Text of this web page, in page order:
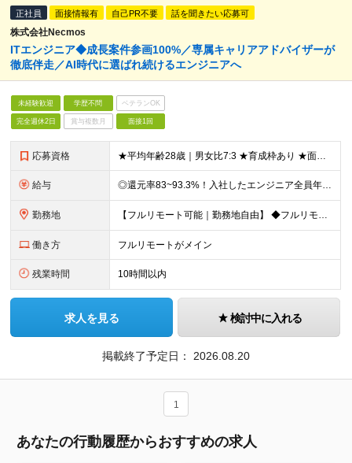
正社員 面接情報有 自己PR不要 話を聞きたい応募可
株式会社Necmos
ITエンジニア◆成長案件参画100%／専属キャリアアドバイザーが
徹底伴走／AI時代に選ばれ続けるエンジニアへ
未経験歓迎 学歴不問 ベテランOK
完全週休2日 賞与複数月 面接1回
応募資格 ★平均年齢28歳｜男女比7:3 ★育成枠あり ★面接1回スピード選考 ★20代～30代活躍中 ★学歴不問 ＼日常的にAIを活用している方は大歓迎！／ ◎経験者 何らかの開発・設計構築の経験をお持ち
給与 ◎還元率83~93.3%！入社したエンジニア全員年収UP（平均160万円UP/平均月給45万円） ◎上昇還元率制・単価連動型⇒会社利益は最大10万円！残り全てを還元 ◎平均月単価は67万円 月給40
勤務地 【フルリモート可能｜勤務地自由】 ◆フルリモート多数！全国どこでも、好きな場所で働ける ◆UIターン歓迎！転勤なし ◆リモートワーク／出社も自由に選べる 【本社】 〒155-0032 東京都世田谷区
働き方 フルリモートがメイン
残業時間 10時間以内
求人を見る 検討中に入れる
掲載終了予定日： 2026.08.20
1
あなたの行動履歴からおすすめの求人